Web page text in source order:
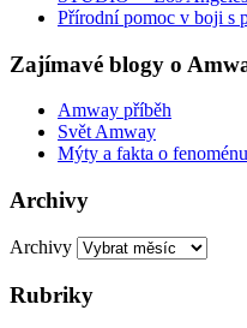
Přírodní pomoc v boji s
Zajímavé blogy o
Amway příběh
Svět Amway
Mýty a fakta o
Archivy
Archivy
Rubriky